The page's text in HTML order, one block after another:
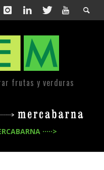
frutas y verduras
·····>